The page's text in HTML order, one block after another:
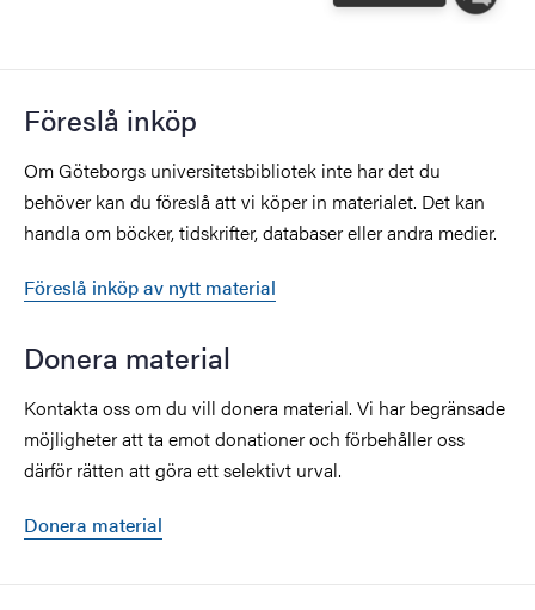
Föreslå inköp
Om Göteborgs universitetsbibliotek inte har det du
behöver kan du föreslå att vi köper in materialet. Det kan
handla om böcker, tidskrifter, databaser eller andra medier.
Föreslå inköp av nytt material
Donera material
Kontakta oss om du vill donera material. Vi har begränsade
möjligheter att ta emot donationer och förbehåller oss
därför rätten att göra ett selektivt urval.
Donera material